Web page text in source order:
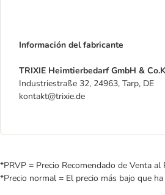
Información del fabricante
TRIXIE Heimtierbedarf GmbH &
Industriestraße 32, 24963, Tarp, DE
kontakt@trixie.de
*PRVP = Precio Recomendado de Venta al
*Precio normal = El precio más bajo que